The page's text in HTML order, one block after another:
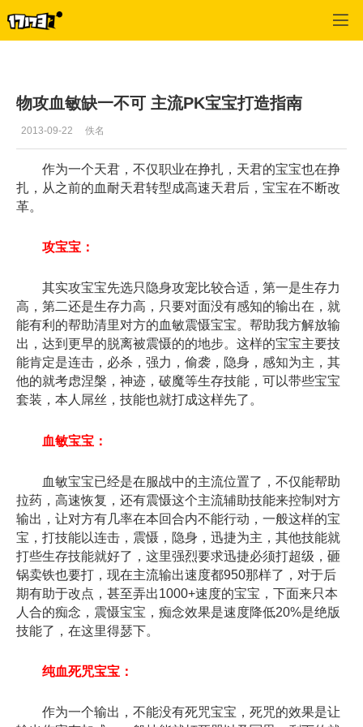
物攻血敏缺一不可 主流PK宝宝打造指南
2013-09-22 佚名
作为一个天君，不仅职业在挣扎，天君的宝宝也在挣
扎，从之前的血耐天君转型成高速天君后，宝宝在不断改
革。
攻宝宝：
其实攻宝宝先选只隐身攻宠比较合适，第一是生存力
高，第二还是生存力高，只要对面没有感知的输出在，就
能有利的帮助清里对方的血敏震慑宝宝。帮助我方解放输
出，达到更早的脱离被震慑的的地步。这样的宝宝主要技
能肯定是连击，必杀，强力，偷袭，隐身，感知为主，其
他的就考虑涅槃，神迹，破魔等生存技能，可以带些宝宝
套装，本人屌丝，技能也就打成这样先了。
血敏宝宝：
血敏宝宝已经是在服战中的主流位置了，不仅能帮助
拉药，高速恢复，还有震慑这个主流辅助技能来控制对方
输出，让对方有几率在本回合内不能行动，一般这样的宝
宝，打技能以连击，震慑，隐身，迅捷为主，其他技能就
打些生存技能就好了，这里强烈要求迅捷必须打超级，砸
锅卖铁也要打，现在主流输出速度都950那样了，对于后
期有助于改点，甚至弄出1000+速度的宝宝，下面来只本
人合的痴念，震慑宝宝，痴念效果是速度降低20%是绝版
技能了，在这里得瑟下。
纯血死咒宝宝：
作为一个输出，不能没有死咒宝宝，死咒的效果是让